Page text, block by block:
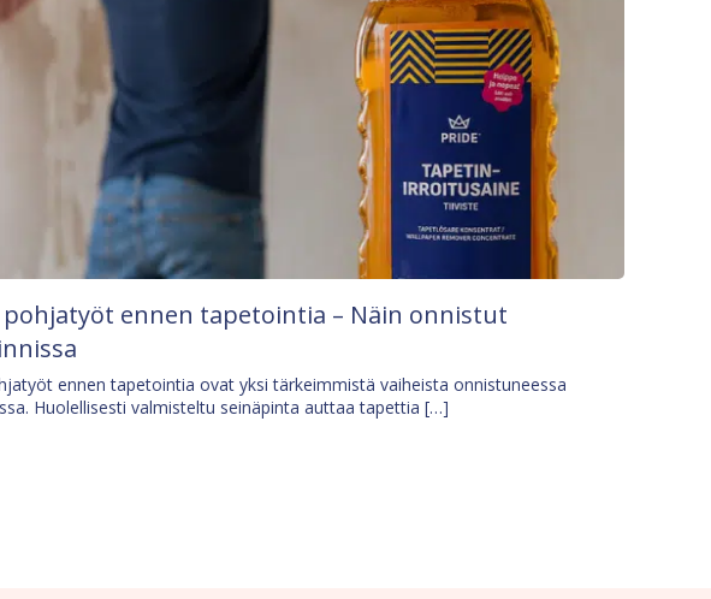
pohjatyöt ennen tapetointia – Näin onnistut
ennen tapetointia ovat yksi tärkeimmistä vaiheista onnistuneessa
Huolellisesti valmisteltu seinäpinta auttaa tapettia […]